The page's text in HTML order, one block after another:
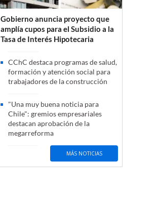
Gobierno anuncia proyecto que
amplía cupos para el Subsidio a la
Tasa de Interés Hipotecaria
CChC destaca programas de salud,
formación y atención social para
trabajadores de la construcción
"Una muy buena noticia para
Chile": gremios empresariales
destacan aprobación de la
megarreforma
MÁS NOTICIAS